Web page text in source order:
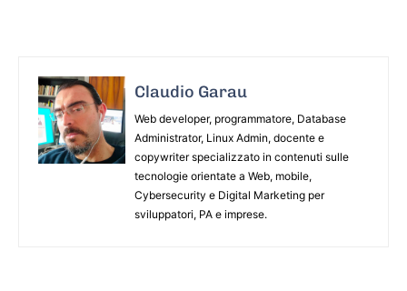
Claudio Garau
Web developer, programmatore, Database
Administrator, Linux Admin, docente e
copywriter specializzato in contenuti sulle
tecnologie orientate a Web, mobile,
Cybersecurity e Digital Marketing per
sviluppatori, PA e imprese.